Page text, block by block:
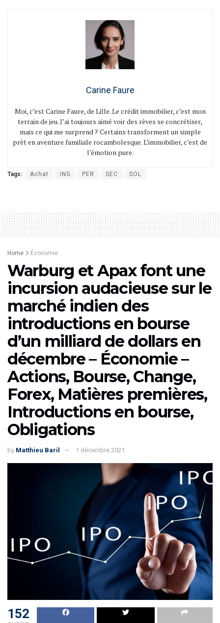
Carine Faure
Moi, c’est Carine Faure, de Lille. Le crédit immobilier, c’est mon
terrain de jeu. J’ai toujours aimé voir des rêves se concrétiser,
mais ce qui me surprend ? Certains transforment un simple
prêt en aventure familiale rocambolesque. L’immobilier, c’est de
l’émotion pure.
Tags: Achat ING PER SEC SOL
Home Économie
Warburg et Apax font une
incursion audacieuse sur le
marché indien des
introductions en bourse
d’un milliard de dollars en
décembre – Économie –
Actions, Bourse, Change,
Forex, Matières premières,
Introductions en bourse,
Obligations
by Matthieu Baril 1 décembre 2021
152